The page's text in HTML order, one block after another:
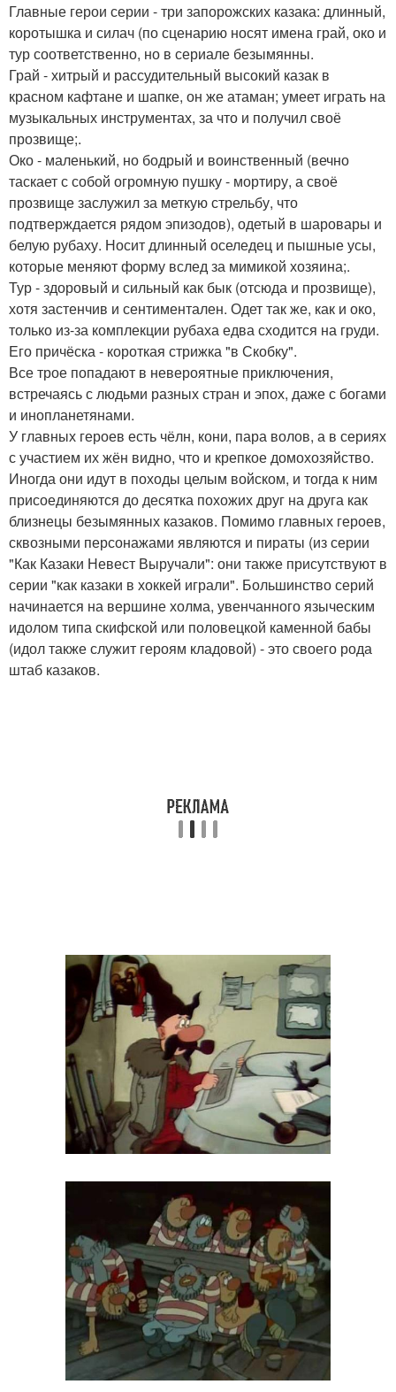
Главные герои серии - три запорожских казака: длинный,
коротышка и силач (по сценарию носят имена грай, око и
тур соответственно, но в сериале безымянны.
Грай - хитрый и рассудительный высокий казак в
красном кафтане и шапке, он же атаман; умеет играть на
музыкальных инструментах, за что и получил своё
прозвище;.
Око - маленький, но бодрый и воинственный (вечно
таскает с собой огромную пушку - мортиру, а своё
прозвище заслужил за меткую стрельбу, что
подтверждается рядом эпизодов), одетый в шаровары и
белую рубаху. Носит длинный оселедец и пышные усы,
которые меняют форму вслед за мимикой хозяина;.
Тур - здоровый и сильный как бык (отсюда и прозвище),
хотя застенчив и сентиментален. Одет так же, как и око,
только из-за комплекции рубаха едва сходится на груди.
Его причёска - короткая стрижка "в Скобку".
Все трое попадают в невероятные приключения,
встречаясь с людьми разных стран и эпох, даже с богами
и инопланетянами.
У главных героев есть чёлн, кони, пара волов, а в сериях
с участием их жён видно, что и крепкое домохозяйство.
Иногда они идут в походы целым войском, и тогда к ним
присоединяются до десятка похожих друг на друга как
близнецы безымянных казаков. Помимо главных героев,
сквозными персонажами являются и пираты (из серии
"Как Казаки Невест Выручали": они также присутствуют в
серии "как казаки в хоккей играли". Большинство серий
начинается на вершине холма, увенчанного языческим
идолом типа скифской или половецкой каменной бабы
(идол также служит героям кладовой) - это своего рода
штаб казаков.